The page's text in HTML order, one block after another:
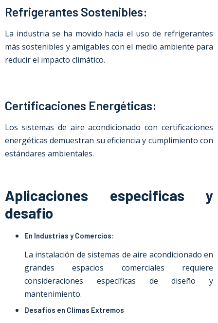
Refrigerantes Sostenibles:
La industria se ha movido hacia el uso de refrigerantes
más sostenibles y amigables con el medio ambiente para
reducir el impacto climático.
Certificaciones Energéticas:
Los sistemas de aire acondicionado con certificaciones
energéticas demuestran su eficiencia y cumplimiento con
estándares ambientales.
Aplicaciones especificas y
desafio
En Industrias y Comercios:
La instalación de sistemas de aire acondicionado en
grandes espacios comerciales requiere
consideraciones específicas de diseño y
mantenimiento.
Desafíos en Climas Extremos